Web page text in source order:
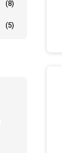
(8)
(5)